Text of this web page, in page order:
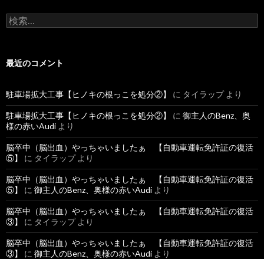
検
索
最近のコメント
駐車場拡大工事【ヒノキの根っこを処分②】 に タイラップより
駐車場拡大工事【ヒノキの根っこを処分②】 に 御主人のBenz、奥
様の赤いAudi より
脳卒中（脳出血）やっちゃいましたぁ 【自動車運転免許証の復活
⑤】
に タイラップより
脳卒中（脳出血）やっちゃいましたぁ 【自動車運転免許証の復活
⑤】
に 御主人のBenz、奥様の赤いAudi より
脳卒中（脳出血）やっちゃいましたぁ 【自動車運転免許証の復活
③】
に タイラップより
脳卒中（脳出血）やっちゃいましたぁ 【自動車運転免許証の復活
③】
に 御主人のBenz、奥様の赤いAudi より